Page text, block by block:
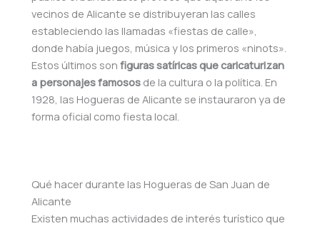
vecinos de Alicante se distribuyeran las calles
estableciendo las llamadas «fiestas de calle»,
donde había juegos, música y los primeros «ninots».
Estos últimos son figuras satíricas que caricaturizan
a personajes famosos de la cultura o la política. En
1928, las Hogueras de Alicante se instauraron ya de
forma oficial como fiesta local.
Qué hacer durante las Hogueras de San Juan de
Alicante
Existen muchas actividades de interés turístico que